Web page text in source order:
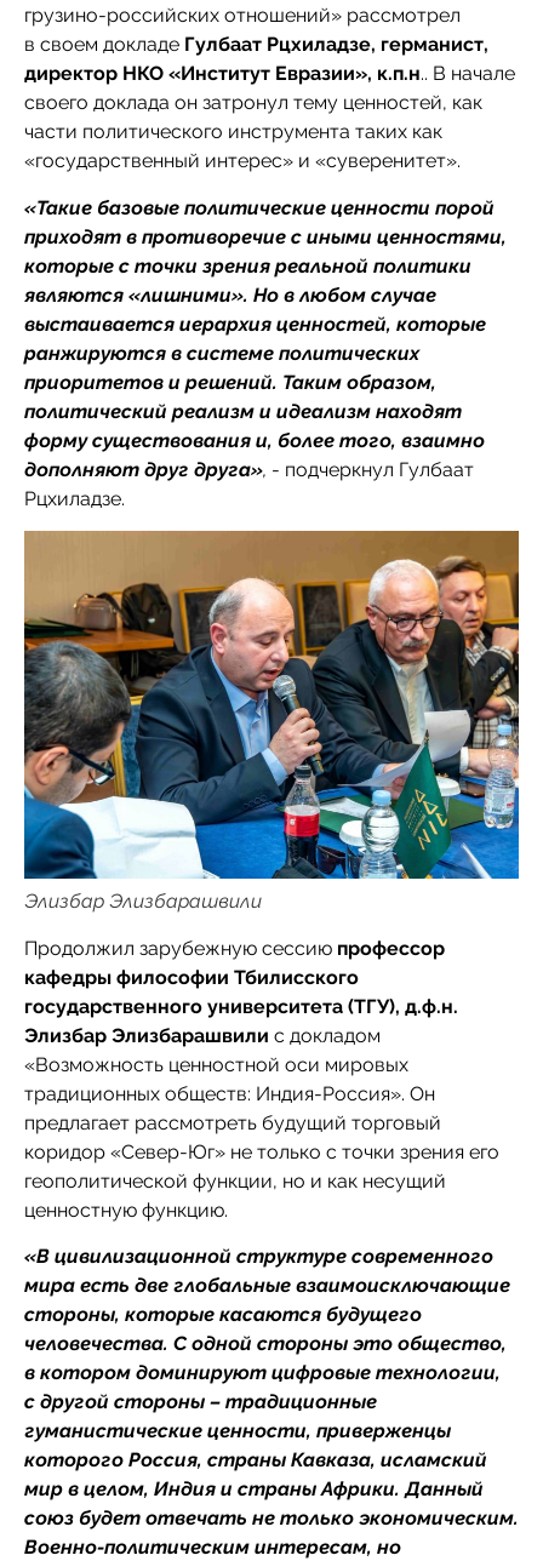
грузино-российских отношений» рассмотрел
в своем докладе Гулбаат Рцхиладзе, германист,
директор НКО «Институт Евразии», к.п.н.. В начале
своего доклада он затронул тему ценностей, как
части политического инструмента таких как
«государственный интерес» и «суверенитет».
«Такие базовые политические ценности порой
приходят в противоречие с иными ценностями,
которые с точки зрения реальной политики
являются «лишними». Но в любом случае
выстаивается иерархия ценностей, которые
ранжируются в системе политических
приоритетов и решений. Таким образом,
политический реализм и идеализм находят
форму существования и, более того, взаимно
дополняют друг друга», - подчеркнул Гулбаат
Рцхиладзе.
Элизбар Элизбарашвили
Продолжил зарубежную сессию профессор
кафедры философии Тбилисского
государственного университета (ТГУ), д.ф.н.
Элизбар Элизбарашвили с докладом
«Возможность ценностной оси мировых
традиционных обществ: Индия-Россия». Он
предлагает рассмотреть будущий торговый
коридор «Север-Юг» не только с точки зрения его
геополитической функции, но и как несущий
ценностную функцию.
«В цивилизационной структуре современного
мира есть две глобальные взаимоисключающие
стороны, которые касаются будущего
человечества. С одной стороны это общество,
в котором доминируют цифровые технологии,
с другой стороны – традиционные
гуманистические ценности, приверженцы
которого Россия, страны Кавказа, исламский
мир в целом, Индия и страны Африки. Данный
союз будет отвечать не только экономическим.
Военно-политическим интересам, но